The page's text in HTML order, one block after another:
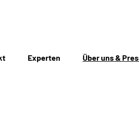
Experten Über uns &